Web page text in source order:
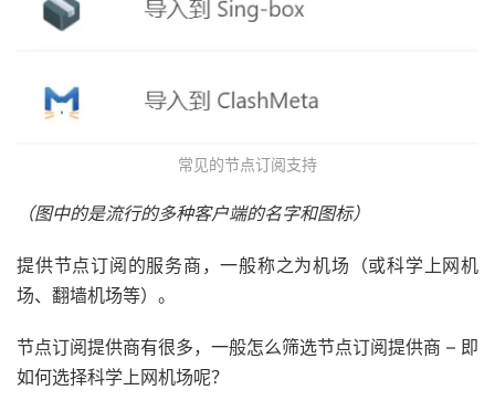
常见的节点订阅支持
（图中的是流行的多种客户端的名字和图标）
提供节点订阅的服务商，一般称之为机场（或科学上网机
场、翻墙机场等）。
节点订阅提供商有很多，一般怎么筛选节点订阅提供商 – 即
如何选择科学上网机场呢？